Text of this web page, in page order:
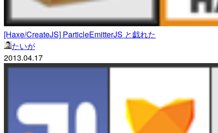
[Haxe/CreateJS] ParticleEmitterJS と戯れた
たいが
2013.04.17